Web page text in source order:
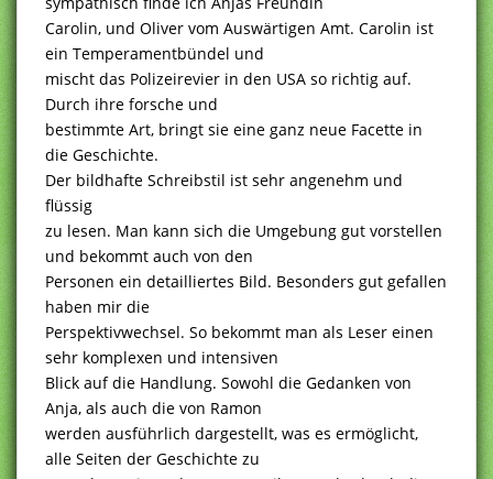
Carolin, und Oliver vom Auswärtigen Amt. Carolin ist
ein Temperamentbündel und
mischt das Polizeirevier in den USA so richtig auf.
Durch ihre forsche und
bestimmte Art, bringt sie eine ganz neue Facette in
die Geschichte.
Der bildhafte Schreibstil ist sehr angenehm und
flüssig
zu lesen. Man kann sich die Umgebung gut vorstellen
und bekommt auch von den
Personen ein detailliertes Bild. Besonders gut gefallen
haben mir die
Perspektivwechsel. So bekommt man als Leser einen
sehr komplexen und intensiven
Blick auf die Handlung. Sowohl die Gedanken von
Anja, als auch die von Ramon
werden ausführlich dargestellt, was es ermöglicht,
alle Seiten der Geschichte zu